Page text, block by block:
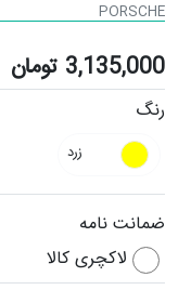
PORSCHE
3,135,000 تومان
رنگ
زرد
ضمانت نامه
لاکچری کالا